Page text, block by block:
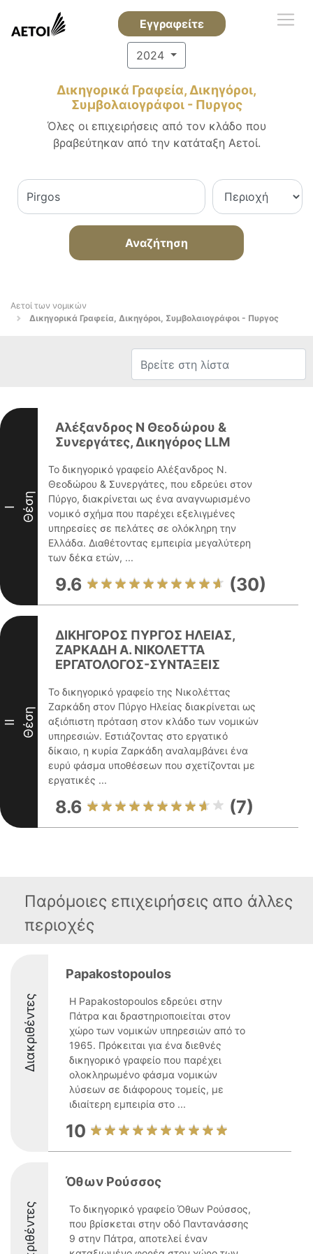
Εγγραφείτε
2024
Δικηγορικά Γραφεία, Δικηγόροι,
Συμβολαιογράφοι - Πυργος
Όλες οι επιχειρήσεις από τον κλάδο που
βραβεύτηκαν από την κατάταξη Αετοί.
Αναζήτηση
Αετοί των νομικών
Δικηγορικά Γραφεία, Δικηγόροι, Συμβολαιογράφοι - Πυργος
I Θέση
Αλέξανδρος Ν Θεοδώρου &
Συνεργάτες, Δικηγόρος LLM
Το δικηγορικό γραφείο Αλέξανδρος Ν.
Θεοδώρου & Συνεργάτες, που εδρεύει στον
Πύργο, διακρίνεται ως ένα αναγνωρισμένο
νομικό σχήμα που παρέχει εξελιγμένες
υπηρεσίες σε πελάτες σε ολόκληρη την
Ελλάδα. Διαθέτοντας εμπειρία μεγαλύτερη
των δέκα ετών, ...
9.6 (30)
II Θέση
ΔΙΚΗΓΟΡΟΣ ΠΥΡΓΟΣ ΗΛΕΙΑΣ,
ΖΑΡΚΑΔΗ Α. ΝΙΚΟΛΕΤΤΑ
ΕΡΓΑΤΟΛΟΓΟΣ-ΣΥΝΤΑΞΕΙΣ
Το δικηγορικό γραφείο της Νικολέττας
Ζαρκάδη στον Πύργο Ηλείας διακρίνεται ως
αξιόπιστη πρόταση στον κλάδο των νομικών
υπηρεσιών. Εστιάζοντας στο εργατικό
δίκαιο, η κυρία Ζαρκάδη αναλαμβάνει ένα
ευρύ φάσμα υποθέσεων που σχετίζονται με
εργατικές ...
8.6 (7)
Παρόμοιες επιχειρήσεις απο άλλες
περιοχές
Διακριθέντες
Papakostopoulos
Η Papakostopoulos εδρεύει στην
Πάτρα και δραστηριοποιείται στον
χώρο των νομικών υπηρεσιών από το
1965. Πρόκειται για ένα διεθνές
δικηγορικό γραφείο που παρέχει
ολοκληρωμένο φάσμα νομικών
λύσεων σε διάφορους τομείς, με
ιδιαίτερη εμπειρία στο ...
10
Όθων Ρούσσος
Το δικηγορικό γραφείο Όθων Ρούσσος,
που βρίσκεται στην οδό Παντανάσσης
9 στην Πάτρα, αποτελεί έναν